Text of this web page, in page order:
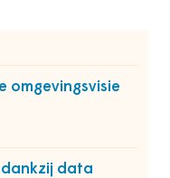
omgevingsvisie
dankzij data